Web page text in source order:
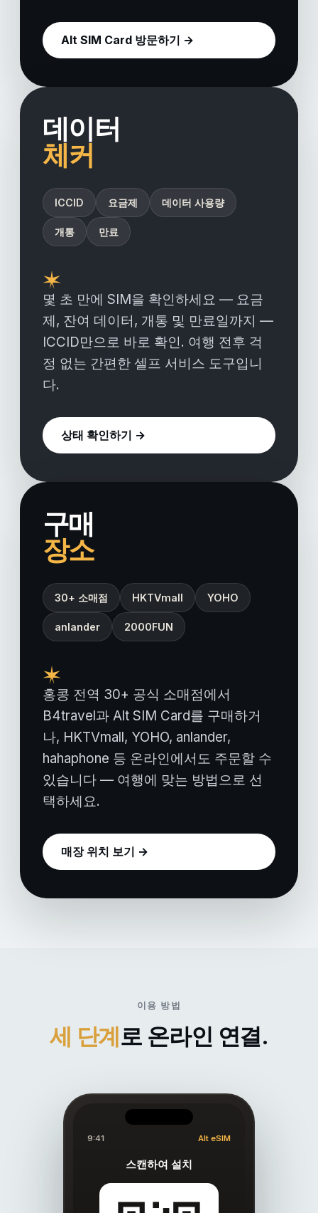
Alt SIM Card 방문하기 →
데이터
체커
ICCID 요금제 데이터 사용량
개통 만료
몇 초 만에 SIM을 확인하세요 — 요금
제, 잔여 데이터, 개통 및 만료일까지 —
ICCID만으로 바로 확인. 여행 전후 걱
정 없는 간편한 셀프 서비스 도구입니
다.
상태 확인하기 →
구매
장소
30+ 소매점 HKTVmall YOHO
anlander 2000FUN
홍콩 전역 30+ 공식 소매점에서
B4travel과 Alt SIM Card를 구매하거
나, HKTVmall, YOHO, anlander,
hahaphone 등 온라인에서도 주문할 수
있습니다 — 여행에 맞는 방법으로 선
택하세요.
매장 위치 보기 →
이용 방법
세 단계로 온라인 연결.
9:41 Alt eSIM
스캔하여 설치